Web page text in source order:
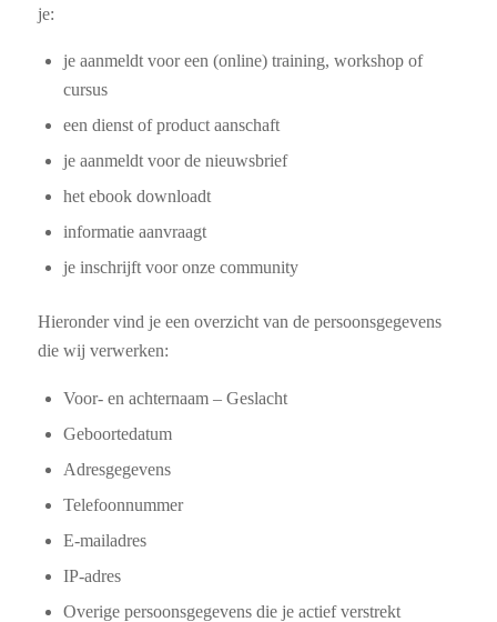
je:
je aanmeldt voor een (online) training, workshop of
cursus
een dienst of product aanschaft
je aanmeldt voor de nieuwsbrief
het ebook downloadt
informatie aanvraagt
je inschrijft voor onze community
Hieronder vind je een overzicht van de persoonsgegevens
die wij verwerken:
Voor- en achternaam – Geslacht
Geboortedatum
Adresgegevens
Telefoonnummer
E-mailadres
IP-adres
Overige persoonsgegevens die je actief verstrekt